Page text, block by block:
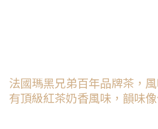
法國瑪黑兄弟百年品牌茶，
有頂級紅茶奶香風味，韻味